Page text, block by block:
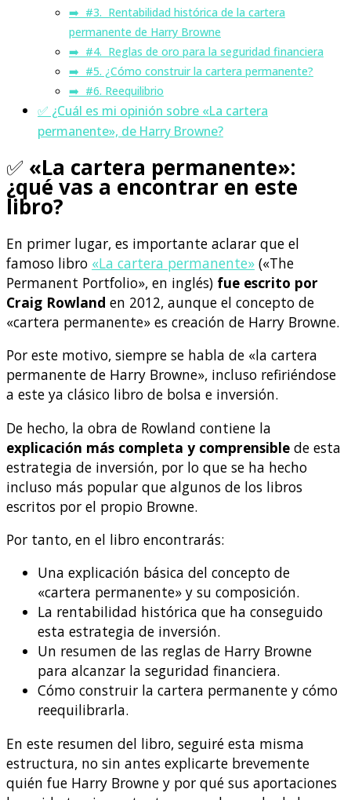
➡️ #3. Rentabilidad histórica de la cartera
permanente de Harry Browne
➡️ #4. Reglas de oro para la seguridad financiera
➡️ #5. ¿Cómo construir la cartera permanente?
➡️ #6. Reequilibrio
✅ ¿Cuál es mi opinión sobre «La cartera
permanente», de Harry Browne?
✅ «La cartera permanente»:
¿qué vas a encontrar en este
libro?
En primer lugar, es importante aclarar que el
famoso libro «La cartera permanente» («The
Permanent Portfolio», en inglés) fue escrito por
Craig Rowland en 2012, aunque el concepto de
«cartera permanente» es creación de Harry Browne.
Por este motivo, siempre se habla de «la cartera
permanente de Harry Browne», incluso refiriéndose
a este ya clásico libro de bolsa e inversión.
De hecho, la obra de Rowland contiene la
explicación más completa y comprensible de esta
estrategia de inversión, por lo que se ha hecho
incluso más popular que algunos de los libros
escritos por el propio Browne.
Por tanto, en el libro encontrarás:
Una explicación básica del concepto de
«cartera permanente» y su composición.
La rentabilidad histórica que ha conseguido
esta estrategia de inversión.
Un resumen de las reglas de Harry Browne
para alcanzar la seguridad financiera.
Cómo construir la cartera permanente y cómo
reequilibrarla.
En este resumen del libro, seguiré esta misma
estructura, no sin antes explicarte brevemente
quién fue Harry Browne y por qué sus aportaciones